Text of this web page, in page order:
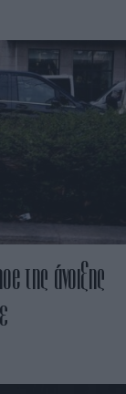
της άνοιξης